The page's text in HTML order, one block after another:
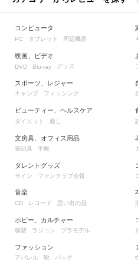
コンピュータ
PC タブレット 周辺機器
映画、ビデオ
DVD Blu-ray グッズ
スポーツ、レジャー
キャンプ フィッシング
ビューティー、ヘルスケア
ダイエット 癒し
文房具、オフィス用品
筆記具 手帳
タレントグッズ
サイン ファンクラブ会報
音楽
CD レコード 思い出の品
ホビー、カルチャー
模型 ラジコン プラモデル
ファッション
アパレル 靴 バッグ